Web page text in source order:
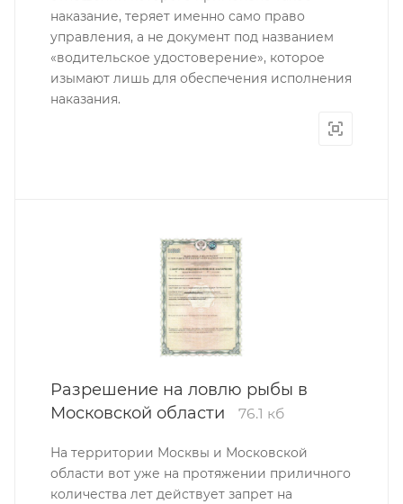
наказание, теряет именно само право
управления, а не документ под названием
«водительское удостоверение», которое
изымают лишь для обеспечения исполнения
наказания.
Разрешение на ловлю рыбы в
Московской области
76.1 кб
На территории Москвы и Московской
области вот уже на протяжении приличного
количества лет действует запрет на